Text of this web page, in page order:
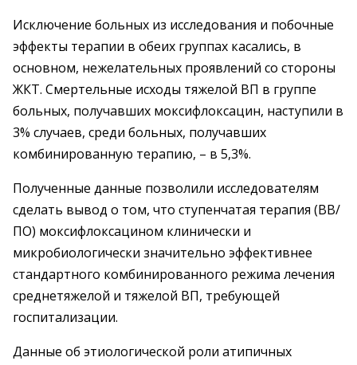
Исключение больных из исследования и побочные
эффекты терапии в обеих группах касались, в
основном, нежелательных проявлений со стороны
ЖКТ. Смертельные исходы тяжелой ВП в группе
больных, получавших моксифлоксацин, наступили в
3% случаев, среди больных, получавших
комбинированную терапию, – в 5,3%.
Полученные данные позволили исследователям
сделать вывод о том, что ступенчатая терапия (ВВ/
ПО) моксифлоксацином клинически и
микробиологически значительно эффективнее
стандартного комбинированного режима лечения
среднетяжелой и тяжелой ВП, требующей
госпитализации.
Данные об этиологической роли атипичных